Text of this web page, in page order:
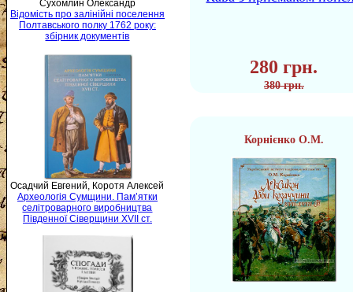
Сухомлин Олександр
Відомість про залінійні поселення
Полтавського полку 1762 року:
збірник документів
Осадчий Евгений, Коротя Алексей
Археологія Сумщини. Пам’ятки
селітроварного виробництва
Південної Сіверщини XVII ст.
280 грн.
380 грн.
Корнієнко О.М.